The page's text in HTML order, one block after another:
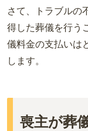
さて、トラブルの
得した葬儀を行う
儀料金の支払いは
します。
喪主が葬